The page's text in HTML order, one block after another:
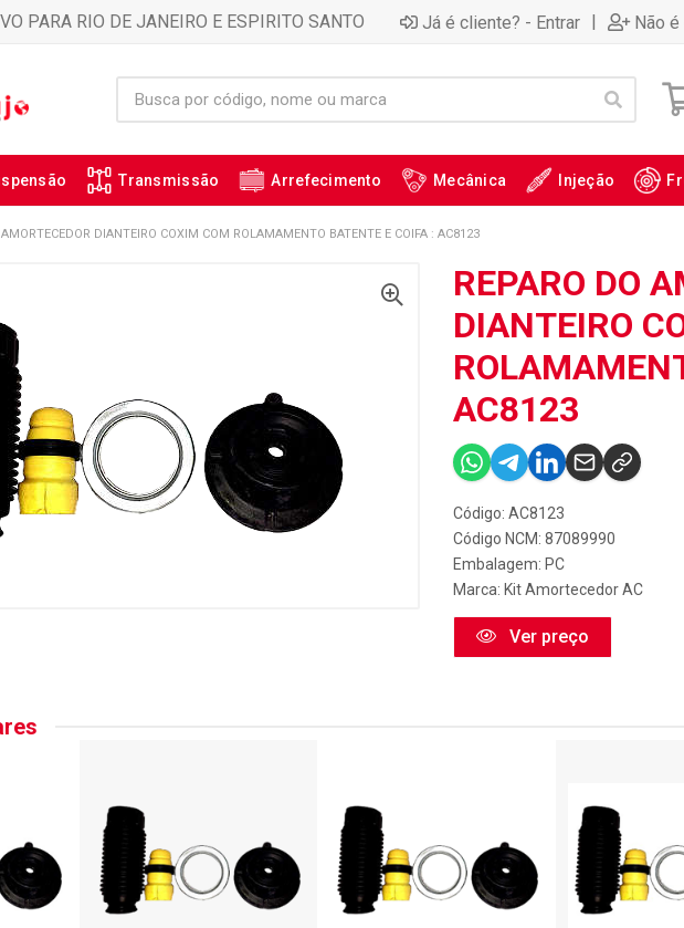
PARA RIO DE JANEIRO E ESPIRITO SANTO Já é cliente? - Entrar | Não
Transmissão Arrefecimento Mecânica Injeção
DIANTEIRO COXIM COM ROLAMAMENTO BATENTE E COIFA : AC8123
REPARO DO
DIANTEIRO
AC8123
Código: AC8123
Código NCM: 87089990
Embalagem: PC
Marca: Kit Amortecedor AC
Ver preço